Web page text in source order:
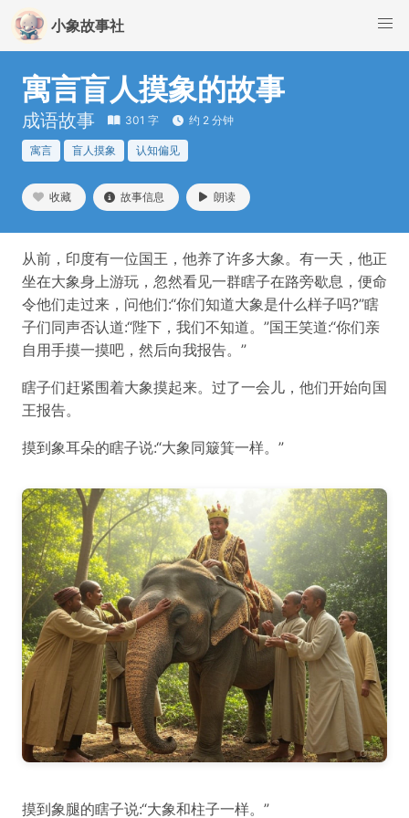
小象故事社
寓言盲人摸象的故事
成语故事 301 字 约 2 分钟
寓言 盲人摸象 认知偏见
收藏 故事信息 朗读
从前，印度有一位国王，他养了许多大象。有一天，他正
坐在大象身上游玩，忽然看见一群瞎子在路旁歇息，便命
令他们走过来，问他们:“你们知道大象是什么样子吗?”瞎
子们同声否认道:“陛下，我们不知道。”国王笑道:“你们亲
自用手摸一摸吧，然后向我报告。”
瞎子们赶紧围着大象摸起来。过了一会儿，他们开始向国
王报告。
摸到象耳朵的瞎子说:“大象同簸箕一样。”
摸到象腿的瞎子说:“大象和柱子一样。”